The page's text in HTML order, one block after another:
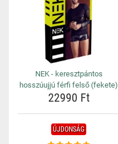
NEK - keresztpántos
hosszúujjú férfi felső (fekete)
22990 Ft
ÚJDONSÁG